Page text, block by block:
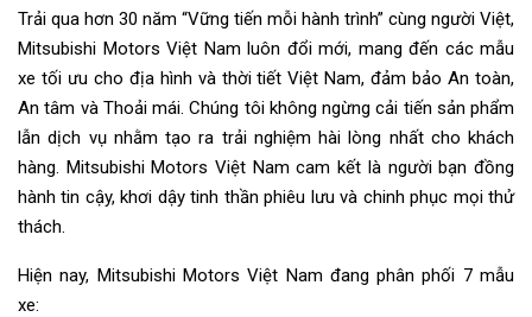
Trải qua hơn 30 năm “Vững tiến mỗi hành trình” cùng người Việt,
Mitsubishi Motors Việt Nam luôn đổi mới, mang đến các mẫu
xe tối ưu cho địa hình và thời tiết Việt Nam, đảm bảo An toàn,
An tâm và Thoải mái. Chúng tôi không ngừng cải tiến sản phẩm
lẫn dịch vụ nhằm tạo ra trải nghiệm hài lòng nhất cho khách
hàng. Mitsubishi Motors Việt Nam cam kết là người bạn đồng
hành tin cậy, khơi dậy tinh thần phiêu lưu và chinh phục mọi thử
thách.
Hiện nay, Mitsubishi Motors Việt Nam đang phân phối 7 mẫu
xe: